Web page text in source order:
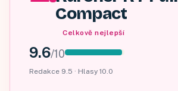
Compact
Celkově nejlepší
9.6/10
Redakce 9.5 · Hlasy 10.0